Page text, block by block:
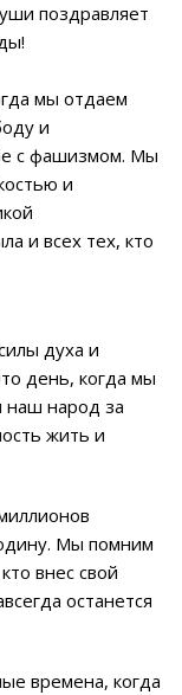
поздравляет
мы отдаем
и
с фашизмом. Мы
и
и всех тех, кто
духа и
день, когда мы
наш народ за
жить и
Мы помним
внес свой
останется
времена, когда